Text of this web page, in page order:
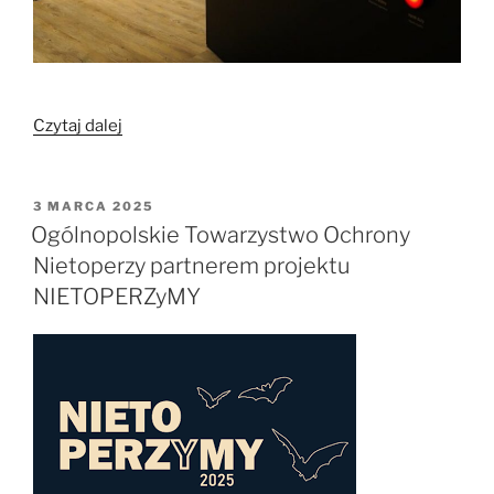
Czytaj dalej
wystawę
NIETOPERZyMY.
Natura
i
kultura”
OPUBLIKOWANE
W
3 MARCA 2025
Ogólnopolskie Towarzystwo Ochrony
Nietoperzy partnerem projektu
NIETOPERZyMY